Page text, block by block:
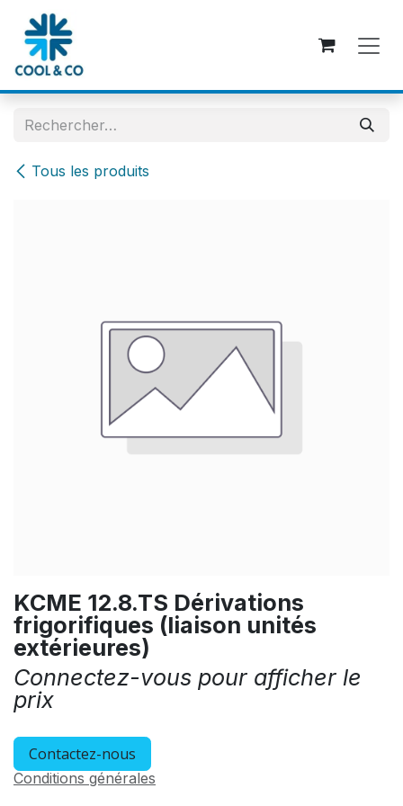
Se rendre au contenu
Tous les produits
KCME 12.8.TS Dérivations
frigorifiques (liaison unités
extérieures)
Connectez-vous pour afficher le
prix
Contactez-nous
Conditions générales